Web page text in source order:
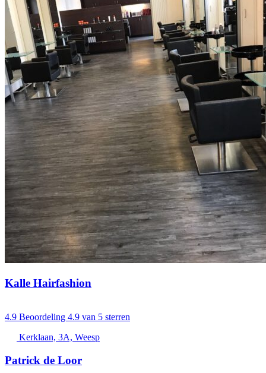
Kalle Hairfashion
4.9 Beoordeling 4.9 van 5 sterren
Kerklaan, 3A, Weesp
Patrick de Loor